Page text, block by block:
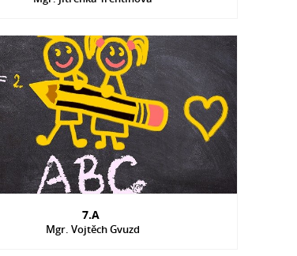
7.A
Mgr. Vojtěch Gvuzd